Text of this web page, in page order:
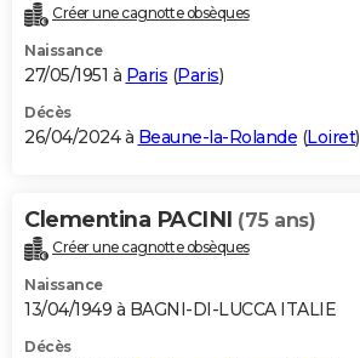
Créer une cagnotte obsèques
Naissance
27/05/1951 à Paris (Paris)
Décès
26/04/2024 à Beaune-la-Rolande (Loiret)
Clementina PACINI (75 ans)
Créer une cagnotte obsèques
Naissance
13/04/1949 à BAGNI-DI-LUCCA ITALIE
Décès